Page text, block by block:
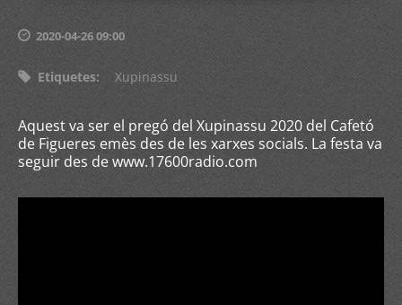
2020-04-26 09:00
Etiquetes: Xupinassu
Aquest va ser el pregó del Xupinassu 2020 del Cafetó
de Figueres emès des de les xarxes socials. La festa va
seguir des de www.17600radio.com